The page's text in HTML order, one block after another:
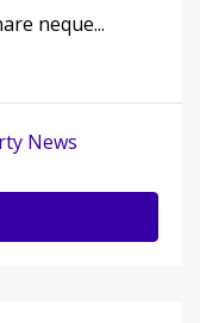
neque...
News